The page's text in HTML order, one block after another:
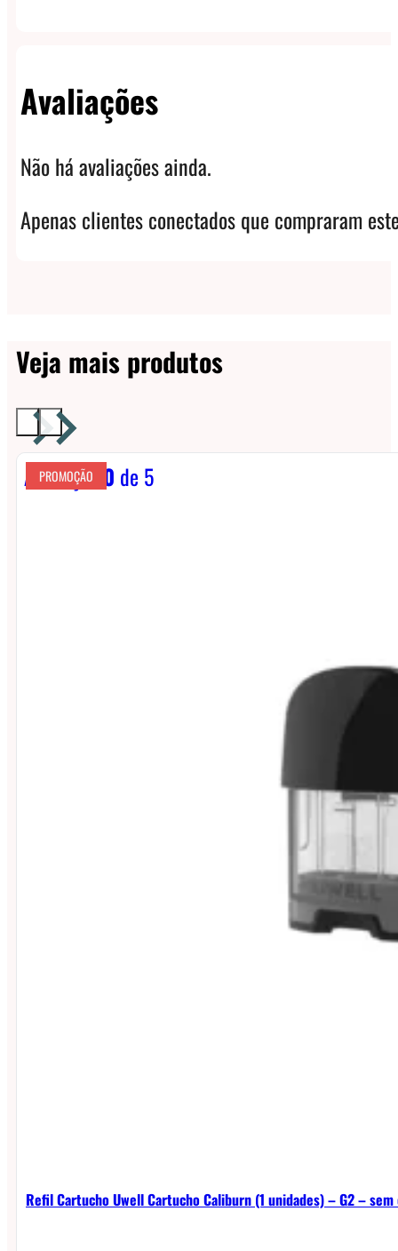
Avaliações
Não há avaliações ainda.
Apenas clientes conectados que compraram
Veja mais produtos
Avaliação 0 de 5
PROMOÇÃO
Refil Cartucho Uwell Cartucho Caliburn (1 unidades) – G2 –